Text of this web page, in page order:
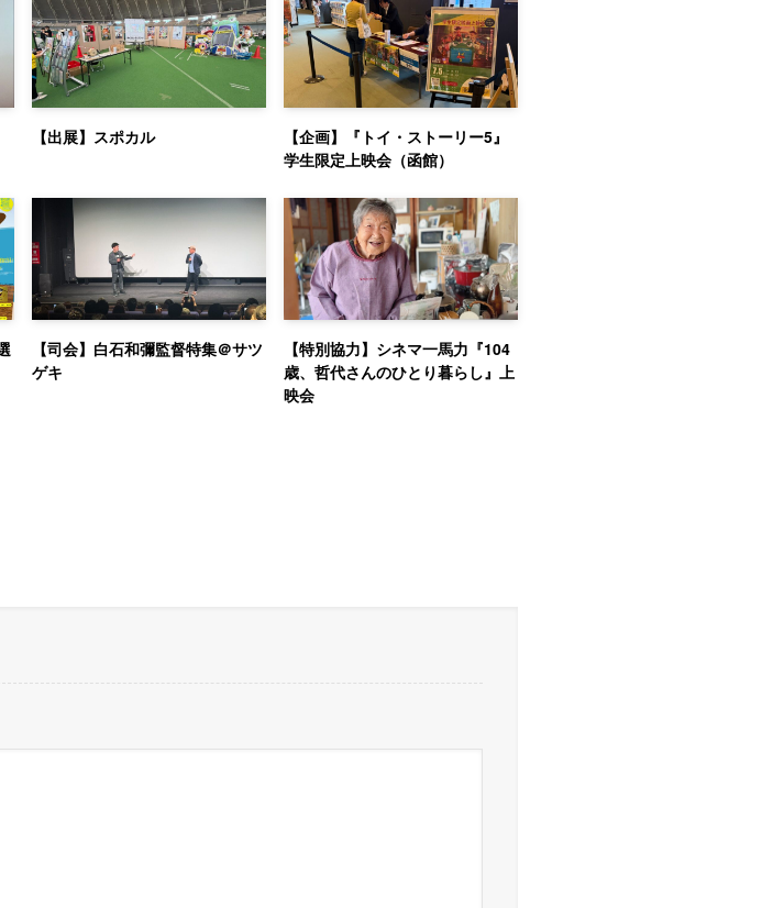
【出展】スポカル
【企画】『トイ・ストーリー5』
学生限定上映会（函館）
【司会】白石和彌監督特集＠サツ
ゲキ
【特別協力】シネマ一馬力『104
歳、哲代さんのひとり暮らし』上
映会